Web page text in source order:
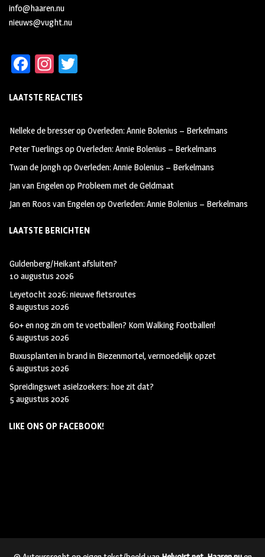
info@haaren.nu
nieuws@vught.nu
Fa
b
oo
k
In
ag
m
tt
LAATSTE REACTIES
Nelleke de bresseropOverleden: Annie Bolenius – Berkelmans
Peter Tuerlings opOverleden: Annie Bolenius – Berkelmans
Twan de JonghopOverleden: Annie Bolenius – Berkelmans
Jan van Engelenop Probleem met de Geldmaat
Jan en Roos van EngelenopOverleden: Annie Bolenius – Berkelmans
LAATSTE BERICHTEN
Guldenberg/Heikant afsluiten?
10 augustus 2026
Leyetocht 2026: nieuwe fietsroutes
8 augustus 2026
60+ en nog zin om te voetballen? Kom Walking Footballen!
6 augustus 2026
Buxusplanten in brand in Biezenmortel, vermoedelijk opzet
6 augustus 2026
Spreidingswet asielzoekers: hoe zit dat?
5 augustus 2026
LIKE ONS OP FACEBOOK!